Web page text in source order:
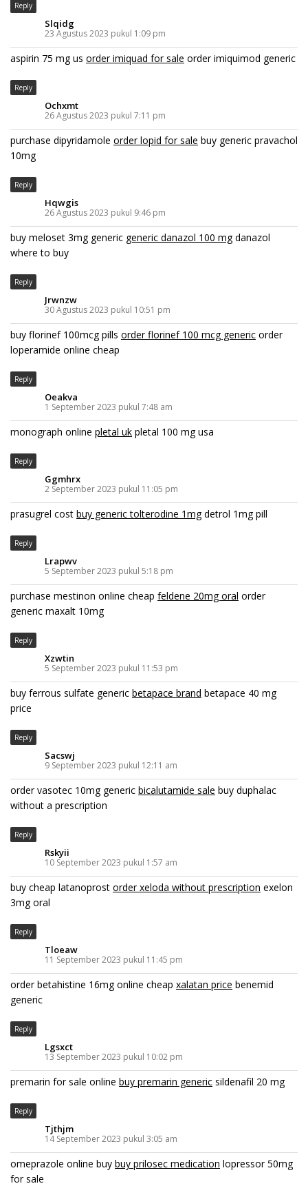
Reply
Slqidg
23 Agustus 2023 pukul 1:09 pm
aspirin 75 mg us order imiquad for sale order imiquimod generic
Reply
Ochxmt
26 Agustus 2023 pukul 7:11 pm
purchase dipyridamole order lopid for sale buy generic pravachol
10mg
Reply
Hqwgis
26 Agustus 2023 pukul 9:46 pm
buy meloset 3mg generic generic danazol 100 mgdanazol
where to buy
Reply
Jrwnzw
30 Agustus 2023 pukul 10:51 pm
buy florinef 100mcg pills order florinef 100 mcg generic order
loperamide online cheap
Reply
Oeakva
1 September 2023 pukul 7:48 am
monograph online pletal uk pletal 100 mg usa
Reply
Ggmhrx
2 September 2023 pukul 11:05 pm
prasugrel cost buy generic tolterodine 1mgdetrol 1mg pill
Reply
Lrapwv
5 September 2023 pukul 5:18 pm
purchase mestinon online cheap feldene 20mg oral order
generic maxalt 10mg
Reply
Xzwtin
5 September 2023 pukul 11:53 pm
buy ferrous sulfate generic betapace brand betapace 40 mg
price
Reply
Sacswj
9 September 2023 pukul 12:11 am
order vasotec 10mg generic bicalutamide sale buy duphalac
without a prescription
Reply
Rskyii
10 September 2023 pukul 1:57 am
buy cheap latanoprost order xeloda without prescription exelon
3mg oral
Reply
Tloeaw
11 September 2023 pukul 11:45 pm
order betahistine 16mg online cheap xalatan price benemid
generic
Reply
Lgsxct
13 September 2023 pukul 10:02 pm
premarin for sale online buy premarin generic sildenafil 20 mg
Reply
Tjthjm
14 September 2023 pukul 3:05 am
omeprazole online buy buy prilosec medication lopressor 50mg
for sale